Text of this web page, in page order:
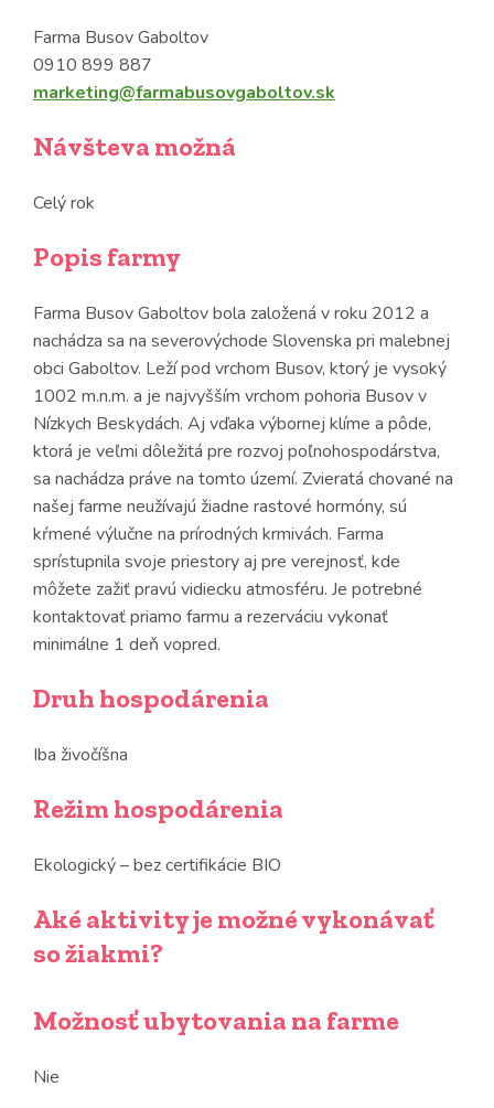
Farma Busov Gaboltov
0910 899 887
marketing@farmabusovgaboltov.sk
Návšteva možná
Celý rok
Popis farmy
Farma Busov Gaboltov bola založená v roku 2012 a
nachádza sa na severovýchode Slovenska pri malebnej
obci Gaboltov. Leží pod vrchom Busov, ktorý je vysoký
1002 m.n.m. a je najvyšším vrchom pohoria Busov v
Nízkych Beskydách. Aj vďaka výbornej klíme a pôde,
ktorá je veľmi dôležitá pre rozvoj poľnohospodárstva,
sa nachádza práve na tomto území. Zvieratá chované na
našej farme neužívajú žiadne rastové hormóny, sú
kŕmené výlučne na prírodných krmivách. Farma
sprístupnila svoje priestory aj pre verejnosť, kde
môžete zažiť pravú vidiecku atmosféru. Je potrebné
kontaktovať priamo farmu a rezerváciu vykonať
minimálne 1 deň vopred.
Druh hospodárenia
Iba živočíšna
Režim hospodárenia
Ekologický – bez certifikácie BIO
Aké aktivity je možné vykonávať
so žiakmi?
Možnosť ubytovania na farme
Nie